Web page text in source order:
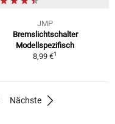
JMP
Bremslichtschalter
Modellspezifisch
8,99 €1
Nächste